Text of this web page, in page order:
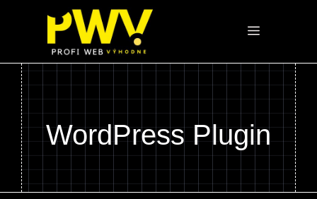
Menu
WordPress Plugin